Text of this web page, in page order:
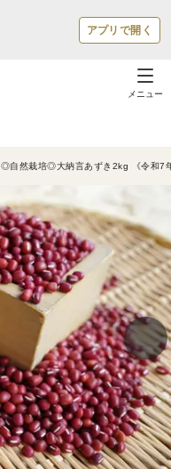
アプリで開く
メニュー
◎自然栽培◎大納言あずき2kg 《令和7